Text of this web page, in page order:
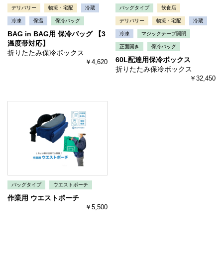
デリバリー 物流・宅配 冷蔵
冷凍 保温 保冷バッグ
BAG in BAG用 保冷バッグ 【3
温度帯対応】
折りたたみ保冷ボックス
￥4,620
バッグタイプ 飲食店
デリバリー 物流・宅配 冷蔵
冷凍 マジックテープ開閉
正面開き 保冷バッグ
60L配達用保冷ボックス
折りたたみ保冷ボックス
￥32,450
バッグタイプ ウエストポーチ
作業用 ウエストポーチ
￥5,500